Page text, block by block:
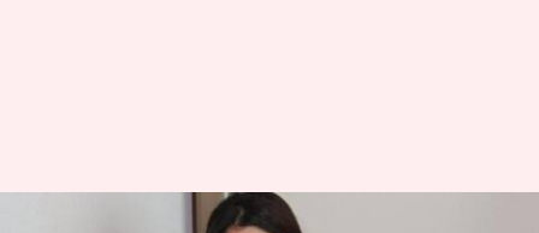
सुशांत मामला: रिया चक्रवर्ती फिर